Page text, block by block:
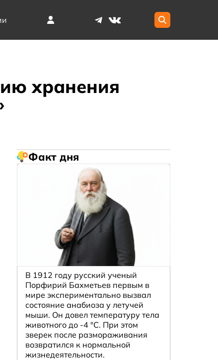
хранения
Факт дня
В 1912 году русский ученый
Порфирий Бахметьев первым в
мире экспериментально вызвал
состояние анабиоза у летучей
мыши. Он довел температуру тела
животного до -4 °C. При этом
зверек после размораживания
возвратился к нормальной
жизнедеятельности.